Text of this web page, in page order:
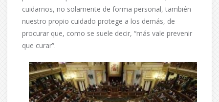
cuidarnos, no solamente de forma personal, también
nuestro propio cuidado protege a los demás, de
procurar que, como se suele decir, “más vale prevenir
que curar”.